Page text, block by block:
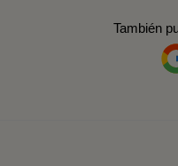
También